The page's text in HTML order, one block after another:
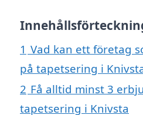
1 Vad kan ett företag
på tapetsering i
2 Få alltid minst 3
tapetsering i Knivsta